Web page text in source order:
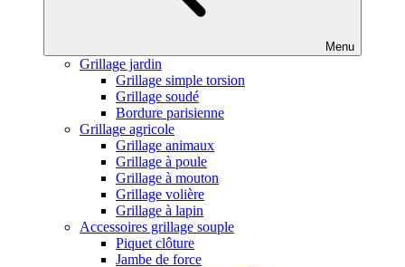
Menu
Grillage jardin
Grillage simple torsion
Grillage soudé
Bordure parisienne
Grillage agricole
Grillage animaux
Grillage à poule
Grillage à mouton
Grillage volière
Grillage à lapin
Accessoires grillage souple
Piquet clôture
Jambe de force